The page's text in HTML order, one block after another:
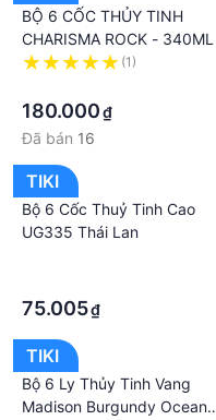
BỘ 6 CỐC THỦY TINH
CHARISMA ROCK - 340ML
(1)
180.000₫
Đã bán 16
TIKI
Bộ 6 Cốc Thuỷ Tinh Cao
UG335 Thái Lan
75.005₫
TIKI
Bộ 6 Ly Thủy Tinh Vang
Madison Burgundy Ocean